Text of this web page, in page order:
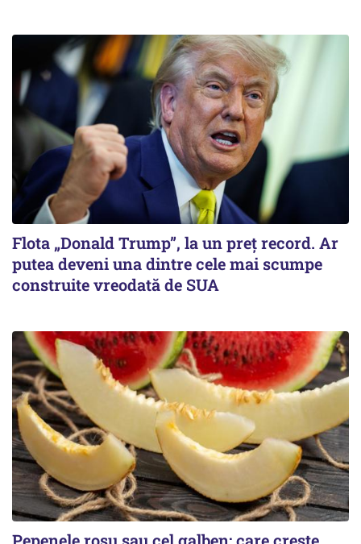
Flota „Donald Trump”, la un preț record. Ar
putea deveni una dintre cele mai scumpe
construite vreodată de SUA
Pepenele roșu sau cel galben: care crește